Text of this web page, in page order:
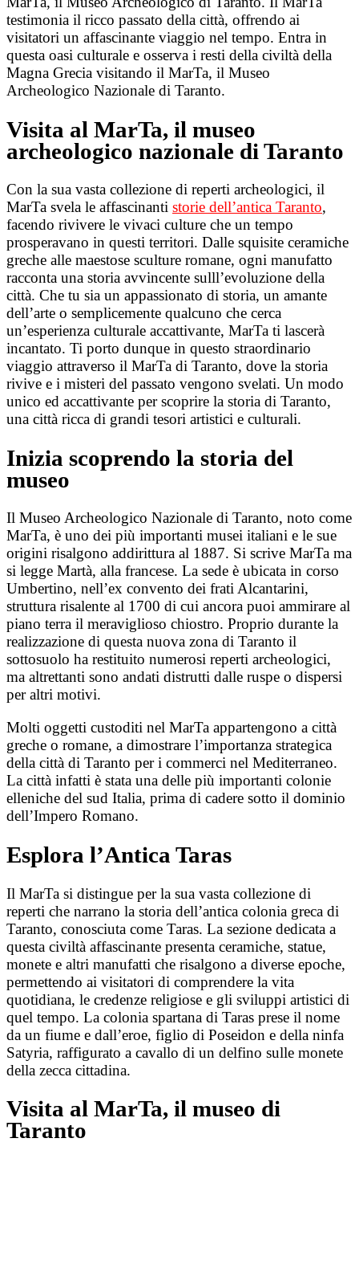
testimonia il ricco passato della città, offrendo ai
visitatori un affascinante viaggio nel tempo. Entra in
questa oasi culturale e osserva i resti della civiltà della
Magna Grecia visitando il MarTa, il Museo
Archeologico Nazionale di Taranto.
Visita al MarTa, il museo
archeologico nazionale di Taranto
Con la sua vasta collezione di reperti archeologici, il
MarTa svela le affascinanti storie dell’antica Taranto,
facendo rivivere le vivaci culture che un tempo
prosperavano in questi territori. Dalle squisite ceramiche
greche alle maestose sculture romane, ogni manufatto
racconta una storia avvincente sulll’evoluzione della
città. Che tu sia un appassionato di storia, un amante
dell’arte o semplicemente qualcuno che cerca
un’esperienza culturale accattivante, MarTa ti lascerà
incantato. Ti porto dunque in questo straordinario
viaggio attraverso il MarTa di Taranto, dove la storia
rivive e i misteri del passato vengono svelati. Un modo
unico ed accattivante per scoprire la storia di Taranto,
una città ricca di grandi tesori artistici e culturali.
Inizia scoprendo la storia del
museo
Il Museo Archeologico Nazionale di Taranto, noto come
MarTa, è uno dei più importanti musei italiani e le sue
origini risalgono addirittura al 1887. Si scrive MarTa ma
si legge Martà, alla francese. La sede è ubicata in corso
Umbertino, nell’ex convento dei frati Alcantarini,
struttura risalente al 1700 di cui ancora puoi ammirare al
piano terra il meraviglioso chiostro. Proprio durante la
realizzazione di questa nuova zona di Taranto il
sottosuolo ha restituito numerosi reperti archeologici,
ma altrettanti sono andati distrutti dalle ruspe o dispersi
per altri motivi.
Molti oggetti custoditi nel MarTa appartengono a città
greche o romane, a dimostrare l’importanza strategica
della città di Taranto per i commerci nel Mediterraneo.
La città infatti è stata una delle più importanti colonie
elleniche del sud Italia, prima di cadere sotto il dominio
dell’Impero Romano.
Esplora l’Antica Taras
Il MarTa si distingue per la sua vasta collezione di
reperti che narrano la storia dell’antica colonia greca di
Taranto, conosciuta come Taras. La sezione dedicata a
questa civiltà affascinante presenta ceramiche, statue,
monete e altri manufatti che risalgono a diverse epoche,
permettendo ai visitatori di comprendere la vita
quotidiana, le credenze religiose e gli sviluppi artistici di
quel tempo. La colonia spartana di Taras prese il nome
da un fiume e dall’eroe, figlio di Poseidon e della ninfa
Satyria, raffigurato a cavallo di un delfino sulle monete
della zecca cittadina.
Visita al MarTa, il museo di
Taranto